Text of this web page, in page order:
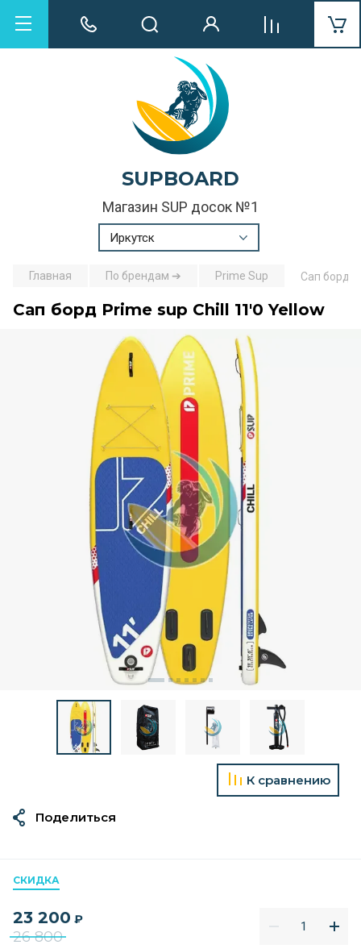
SUPBOARD
Магазин SUP досок №1
Иркутск
Главная По брендам ➔ Prime Sup Сап борд
Сап борд Prime sup Chill 11'0 Yellow
СКИДКА
23 200 ₽
26 800
К сравнению
Поделиться